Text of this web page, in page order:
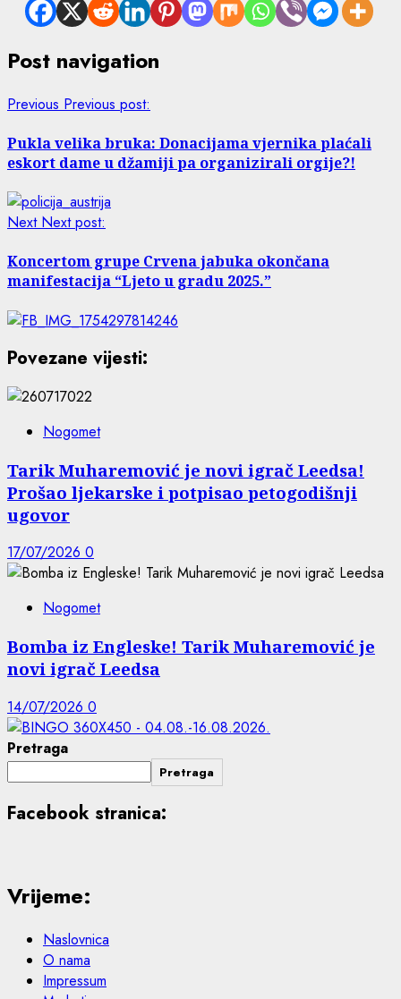
Post navigation
Previous Previous post:
Pukla velika bruka: Donacijama vjernika plaćali
eskort dame u džamiji pa organizirali orgije?!
Next Next post:
Koncertom grupe Crvena jabuka okončana
manifestacija “Ljeto u gradu 2025.”
Povezane vijesti:
Nogomet
Tarik Muharemović je novi igrač Leedsa!
Prošao ljekarske i potpisao petogodišnji
ugovor
17/07/2026 0
Nogomet
Bomba iz Engleske! Tarik Muharemović je
novi igrač Leedsa
14/07/2026 0
Pretraga
Pretraga
Facebook stranica:
Vrijeme:
Naslovnica
O nama
Impressum